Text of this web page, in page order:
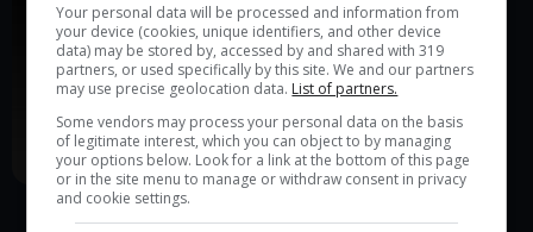
L’eterna lotta tra pirati e chi li combatte.
Your personal data will be processed and information from
your device (cookies, unique identifiers, and other device
data) may be stored by, accessed by and shared with 319
partners, or used specifically by this site. We and our partners
may use precise geolocation data. List of partners.
Some vendors may process your personal data on the basis
of legitimate interest, which you can object to by managing
your options below. Look for a link at the bottom of this page
or in the site menu to manage or withdraw consent in privacy
and cookie settings.